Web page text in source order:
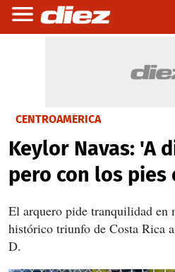
CENTROAMÉRICA
Keylor Navas: 'A
pero con los pies
El arquero pide tranquilidad en
histórico triunfo de Costa Rica
D.